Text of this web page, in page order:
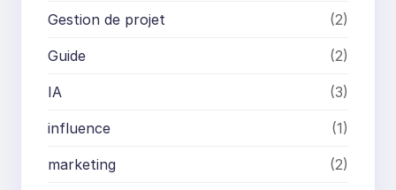
Gestion de projet (2)
Guide (2)
IA (3)
influence (1)
marketing (2)